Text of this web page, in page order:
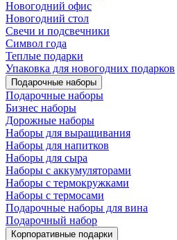
Новогодний офис
Новогодний стол
Свечи и подсвечники
Символ года
Теплые подарки
Упаковка для новогодних подарков
Подарочные наборы
Подарочные наборы
Бизнес наборы
Дорожные наборы
Наборы для выращивания
Наборы для напитков
Наборы для сыра
Наборы с аккумуляторами
Наборы с термокружками
Наборы с термосами
Подарочные наборы для вина
Подарочный набор
Корпоративные подарки